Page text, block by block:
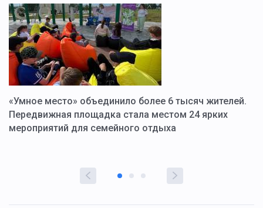
«Умное место» объединило более 6 тысяч жителей.
Передвижная площадка стала местом 24 ярких
мероприятий для семейного отдыха